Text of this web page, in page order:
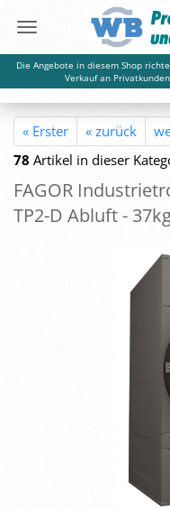
Die Angebote in diesem Shop
Verkauf an
« Erster « zurück
78 Artikel in dieser
FAGOR
TP2-D Ab­luft -